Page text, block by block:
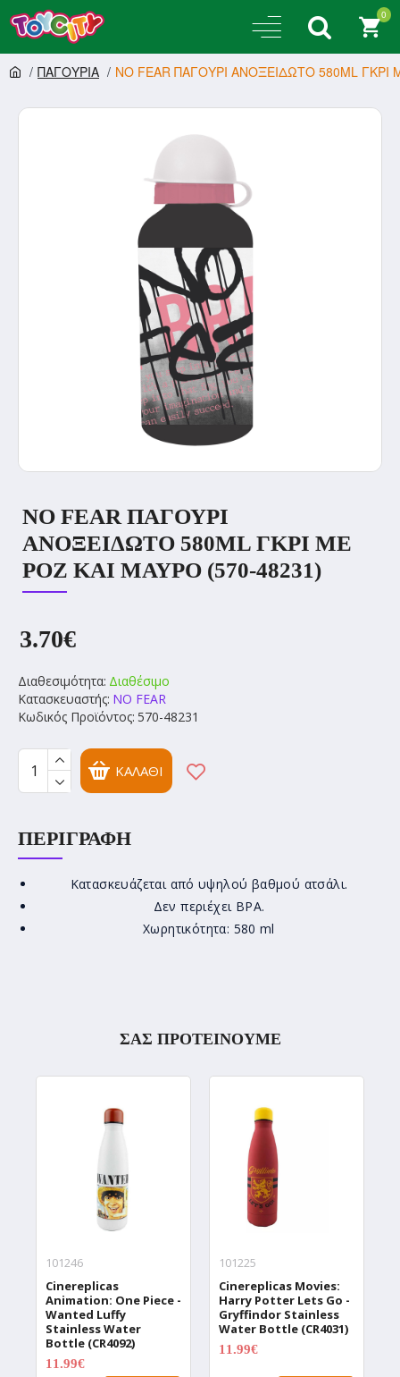
0
ΠΑΓΟΥΡΙΑ NO FEAR ΠΑΓΟΥΡΙ ΑΝΟΞΕΙΔΩΤΟ 580ML
NO FEAR ΠΑΓΟΥΡΙ
ΑΝΟΞΕΙΔΩΤΟ 580ML ΓΚΡΙ ΜΕ
ΡΟΖ ΚΑΙ ΜΑΥΡΟ (570-48231)
Διαθεσιμότητα: Διαθέσιμο
Κατασκευαστής: NO FEAR
Κωδικός Προϊόντος: 570-48231
3.70€
ΚΑΛΆΘΙ
ΠΕΡΙΓΡΑΦΉ
Κατασκευάζεται από υψηλού βαθμού ατσάλι.
Δεν περιέχει BPA.
Χωρητικότητα: 580 ml
ΣΑΣ ΠΡΟΤΕΙΝΟΥΜΕ
101246
Cinereplicas
Animation: One Piece -
Wanted Luffy
Stainless Water
Bottle (CR4092)
11.99€
101225
Cinereplicas Movies:
Harry Potter Lets Go -
Gryffindor Stainless
Water Bottle (CR4031)
11.99€